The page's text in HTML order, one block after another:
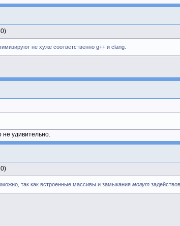
не хуже соответственно g++ и clang.
удивительно.
так как встроенные массивы и замыкания могут